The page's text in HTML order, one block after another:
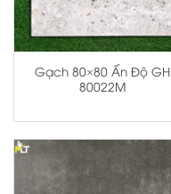
Gạch 80×80 Ấn Độ GH
80022M